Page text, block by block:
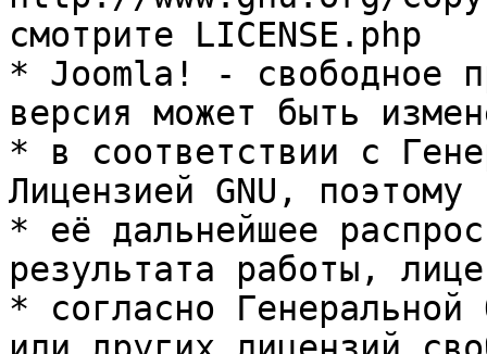
смотрите LICENSE.php
* Joomla! - свободное
версия может быть
* в соответствии с
Лицензией GNU, поэтому
* её дальнейшее
результата работы,
* согласно Генеральной